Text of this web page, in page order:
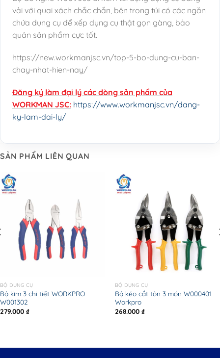
vải với quai xách chắc chắn, bên trong túi có các ngăn
chứa dụng cụ để xếp dụng cụ thật gọn gàng, bảo
quản sản phẩm cực tốt.
https://new.workmanjsc.vn/top-5-bo-dung-cu-ban-
chay-nhat-hien-nay/
Đăng ký làm đại lý các dòng sản phẩm của
WORKMAN JSC: https://www.workmanjsc.vn/dang-
ky-lam-dai-ly/
SẢN PHẨM LIÊN QUAN
BỘ DỤNG CỤ
Bộ kìm 3 chi tiết WORKPRO
W001302
279.000 ₫
BỘ DỤNG CỤ
Bộ kéo cắt tôn 3 món W000401
Workpro
268.000 ₫